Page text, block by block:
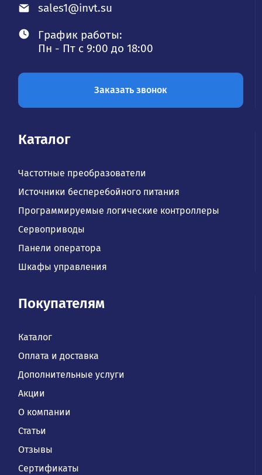
sales1@invt.su
График работы:
Пн - Пт с 9:00 до 18:00
Заказать звонок
Каталог
Частотные преобразователи
Источники бесперебойного питания
Программируемые логические контроллеры
Сервоприводы
Панели оператора
Шкафы управления
Покупателям
Каталог
Оплата и доставка
Дополнительные услуги
Акции
О компании
Статьи
Отзывы
Сертификаты